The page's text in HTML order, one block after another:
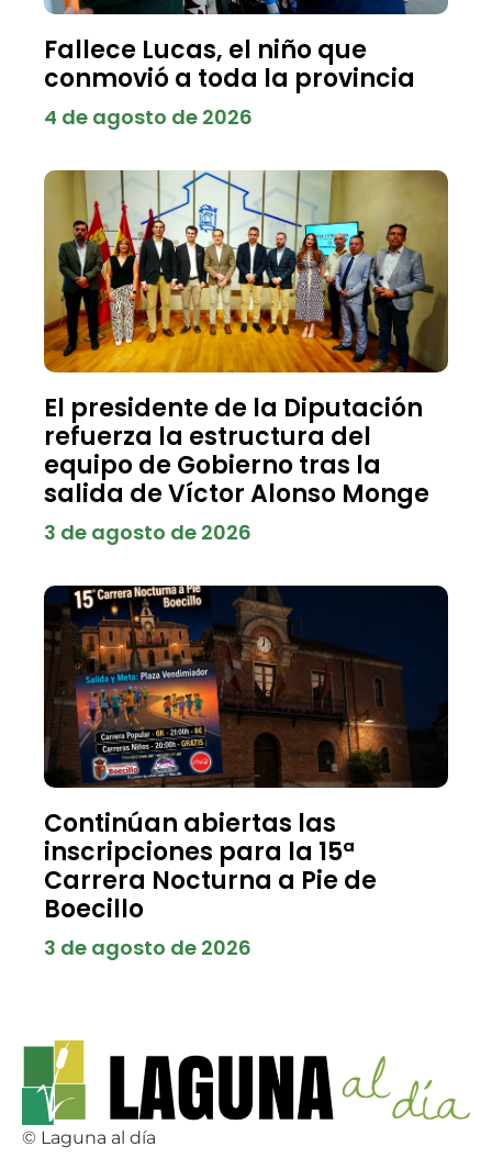
Fallece Lucas, el niño que
conmovió a toda la provincia
4 de agosto de 2026
El presidente de la Diputación
refuerza la estructura del
equipo de Gobierno tras la
salida de Víctor Alonso Monge
3 de agosto de 2026
Continúan abiertas las
inscripciones para la 15ª
Carrera Nocturna a Pie de
Boecillo
3 de agosto de 2026
© Laguna al día